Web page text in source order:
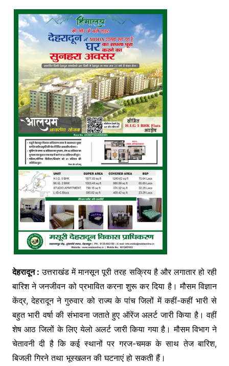
देहरादून : उत्तराखंड में मानसून पूरी तरह सक्रिय है और लगातार हो रही
बारिश ने जनजीवन को प्रभावित करना शुरू कर दिया है। मौसम विज्ञान
केंद्र, देहरादून ने गुरुवार को राज्य के पांच जिलों में कहीं-कहीं भारी से
बहुत भारी वर्षा की संभावना जताते हुए ऑरेंज अलर्ट जारी किया है। वहीं
शेष आठ जिलों के लिए येलो अलर्ट जारी किया गया है। मौसम विभाग ने
चेतावनी दी है कि कई स्थानों पर गरज-चमक के साथ तेज बारिश,
बिजली गिरने तथा भूस्खलन की घटनाएं हो सकती हैं।